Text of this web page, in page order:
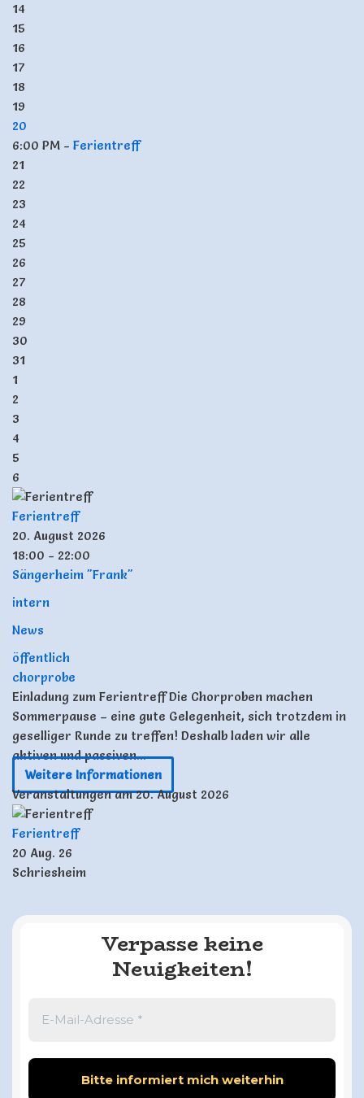
14
15
16
17
18
19
20
6:00 PM - Ferientreff
21
22
23
24
25
26
27
28
29
30
31
1
2
3
4
5
6
Ferientreff
20. August 2026
18:00 - 22:00
Sängerheim "Frank"
intern
News
öffentlich
chorprobe
Einladung zum Ferientreff Die Chorproben machen
Sommerpause – eine gute Gelegenheit, sich trotzdem in
geselliger Runde zu treffen! Deshalb laden wir alle
aktiven und passiven...
Weitere Informationen
Veranstaltungen am 20. August 2026
Ferientreff
20 Aug. 26
Schriesheim
Verpasse keine
Neuigkeiten!